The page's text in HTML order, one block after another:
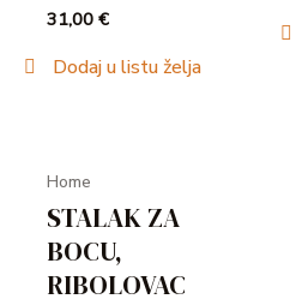
31,00€
Dodaj u listu želja
Home
STALAK ZA
BOCU,
RIBOLOVAC